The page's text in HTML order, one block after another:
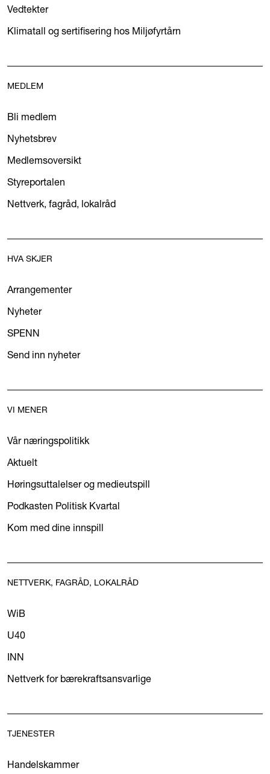
Vedtekter
Klimatall og sertifisering hos Miljøfyrtårn
MEDLEM
Bli medlem
Nyhetsbrev
Medlemsoversikt
Styreportalen
Nettverk, fagråd, lokalråd
HVA SKJER
Arrangementer
Nyheter
SPENN
Send inn nyheter
VI MENER
Vår næringspolitikk
Aktuelt
Høringsuttalelser og medieutspill
Podkasten Politisk Kvartal
Kom med dine innspill
NETTVERK, FAGRÅD, LOKALRÅD
WiB
U40
INN
Nettverk for bærekraftsansvarlige
TJENESTER
Handelskammer